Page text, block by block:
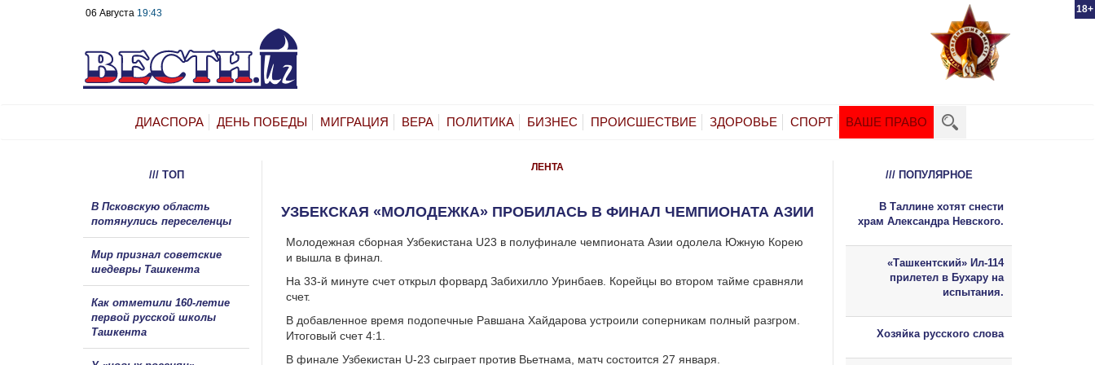
18+
06 Августа 19:43
ДИАСПОРА ДЕНЬ ПОБЕДЫ МИГРАЦИЯ ВЕРА ПОЛИТИКА БИЗНЕС ПРОИСШЕСТВИЕ ЗДОРОВЬЕ СПОРТ ВАШЕ ПРАВО
ЛЕНТА
УЗБЕКСКАЯ «МОЛОДЕЖКА» ПРОБИЛАСЬ В ФИНАЛ ЧЕМПИОНАТА АЗИИ
Молодежная сборная Узбекистана U23 в полуфинале чемпионата Азии одолела Южную Корею
и вышла в финал.
На 33-й минуте счет открыл форвард Забихилло Уринбаев. Корейцы во втором тайме сравняли
счет.
В добавленное время подопечные Равшана Хайдарова устроили соперникам полный разгром.
Итоговый счет 4:1.
В финале Узбекистан U-23 сыграет против Вьетнама, матч состоится 27 января.
/// ТОП
В Псковскую область
потянулись переселенцы
Мир признал советские
шедевры Ташкента
Как отметили 160-летие
первой русской школы
Ташкента
/// ПОПУЛЯРНОЕ
В Таллине хотят снести
храм Александра Невского.
«Ташкентский» Ил-114
прилетел в Бухару на
испытания.
Хозяйка русского слова